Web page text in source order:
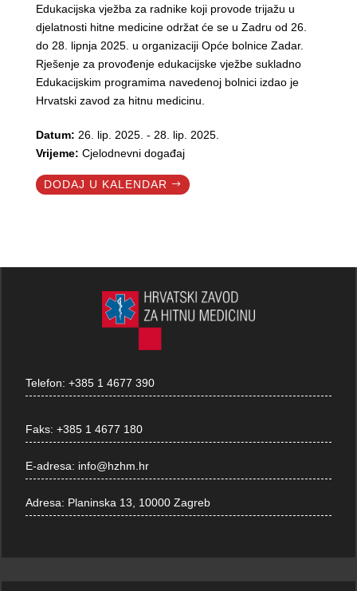
Edukacijska vježba za radnike koji provode trijažu u
djelatnosti hitne medicine održat će se u Zadru od 26.
do 28. lipnja 2025. u organizaciji Opće bolnice Zadar.
Rješenje za provođenje edukacijske vježbe sukladno
Edukacijskim programima navedenoj bolnici izdao je
Hrvatski zavod za hitnu medicinu.
Datum: 26. lip. 2025. - 28. lip. 2025.
Vrijeme: Cjelodnevni događaj
DODAJ U KALENDAR
Telefon:+385 1 4677 390
Faks:+385 1 4677 180
E-adresa: info@hzhm.hr
Adresa: Planinska 13, 10000 Zagreb